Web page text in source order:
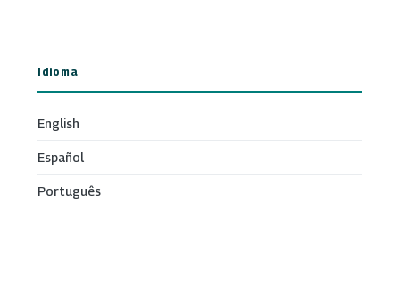
Idioma
English
Español
Português